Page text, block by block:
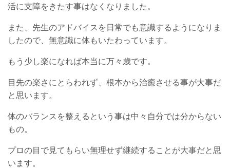
活に支障をきたす事はなくなりました。
また、先生のアドバイスを日常でも意識するようになりま
したので、無意識に体もいたわっています。
もう少し楽になれば本当に万々歳です。
目先の楽さにとらわれず、根本から治癒させる事が大事だ
と思います。
体のバランスを整えるという事は中々自分では分からない
もの。
プロの目で見てもらい無理せず継続することが大事だと思
います。